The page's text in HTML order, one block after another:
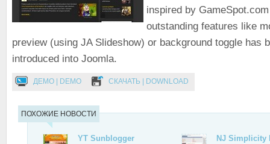
inspired by
outstanding features like
preview (using JA Slideshow) or background toggle has
introduced into Joomla.
ДЕМО | DEMO СКАЧАТЬ | DOWNLOAD
ПОХОЖИЕ НОВОСТИ
YT Sunblogger
NJ Simplicity